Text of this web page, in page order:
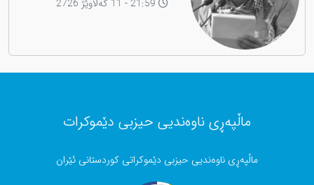
ماڵپەڕی ناوەندیی حیزبی دێموکرات
ماڵپەڕی ناوەندیی حیزبی دێموکراتی کوردستانی ئێران